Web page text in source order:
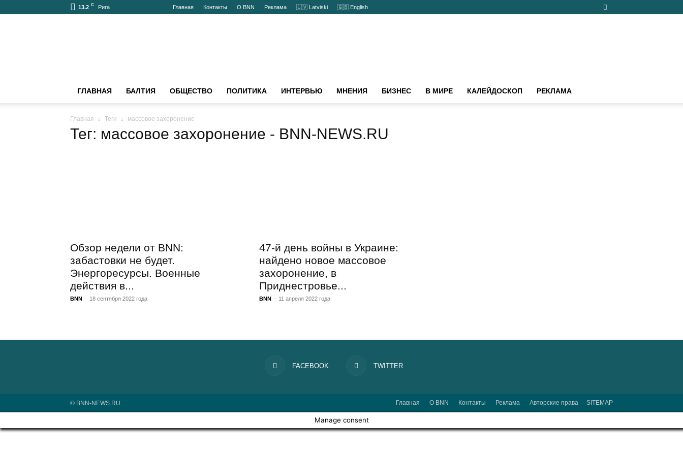
13.2 C Рига Главная Контакты О BNN Реклама 🇱🇻 Latviski 🇬🇧 English
БАЛТИИ
ГЛАВНАЯ БАЛТИЯ ОБЩЕСТВО ПОЛИТИКА ИНТЕРВЬЮ МНЕНИЯ БИЗНЕС В МИРЕ КАЛЕЙДОСКОП РЕКЛАМА
Главная Теги массовое захоронение
Тег: массовое захоронение - BNN-NEWS.RU
Обзор недели от BNN:
забастовки не будет.
Энергоресурсы. Военные
действия в...
BNN - 18 сентября 2022 года
47-й день войны в Украине:
найдено новое массовое
захоронение, в Приднестровье...
BNN - 11 апреля 2022 года
FACEBOOK TWITTER
Главная О BNN Контакты Реклама Авторские права SITEMAP
© BNN-NEWS.RU
Manage consent